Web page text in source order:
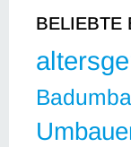
BELIEBTE